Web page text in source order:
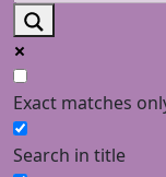
Exact matches
Search in title